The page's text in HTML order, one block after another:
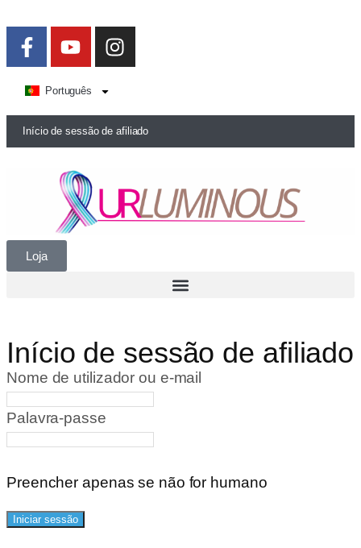
Português
Início de sessão de afiliado
Loja
Início de sessão de afiliado
Nome de utilizador ou e-mail
Palavra-passe
Preencher apenas se não for humano